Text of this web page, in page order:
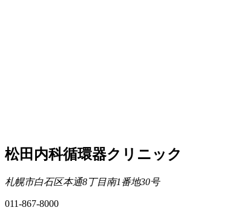
松田内科循環器クリニック
札幌市白石区本通8丁目南1番地30号
011-867-8000